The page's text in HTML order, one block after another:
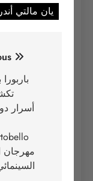
يان مالتي
تصفّح
المقالات
أسرار
مهرجان
السينمائي